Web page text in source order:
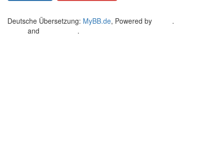
Deutsche Übersetzung: MyBB.de, Powered by .
and .